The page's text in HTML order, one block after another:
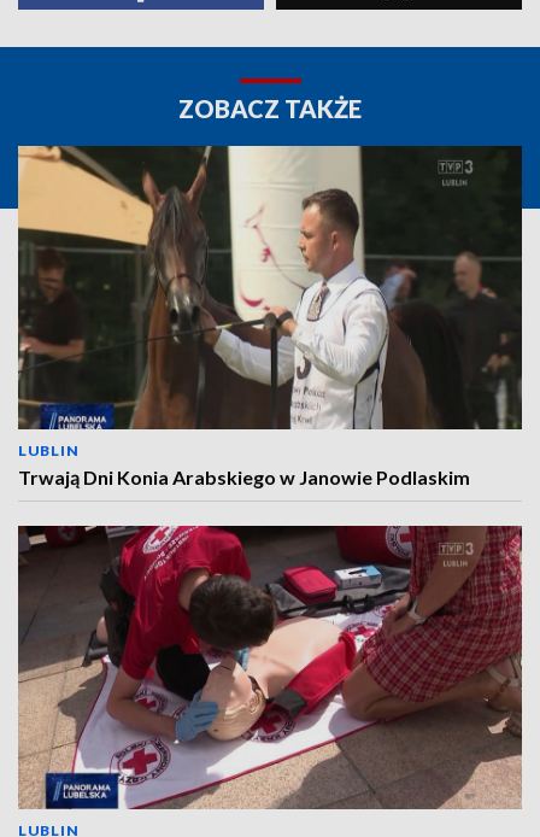
ZOBACZ TAKŻE
LUBLIN
Trwają Dni Konia Arabskiego w Janowie Podlaskim
LUBLIN